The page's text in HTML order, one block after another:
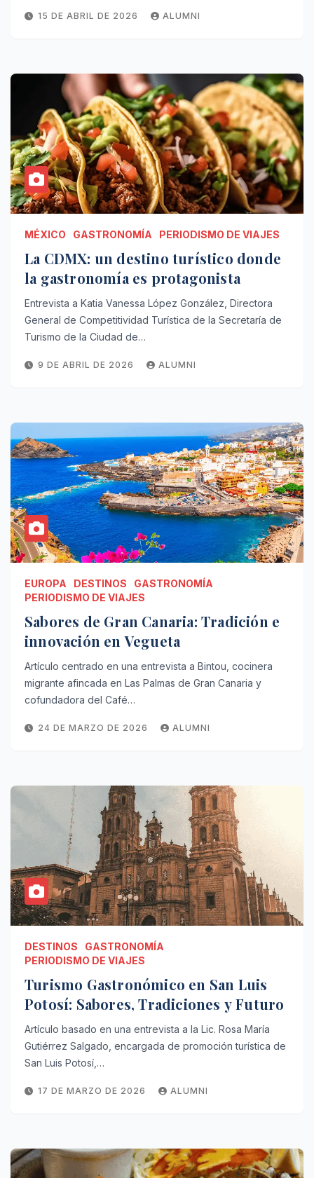
15 DE ABRIL DE 2026 ALUMNI
MÉXICO GASTRONOMÍA PERIODISMO DE VIAJES
La CDMX: un destino turístico donde
la gastronomía es protagonista
Entrevista a Katia Vanessa López González, Directora
General de Competitividad Turística de la Secretaría de
Turismo de la Ciudad de…
9 DE ABRIL DE 2026 ALUMNI
EUROPA DESTINOS
GASTRONOMÍA
PERIODISMO DE VIAJES
Sabores de Gran Canaria: Tradición e
innovación en Vegueta
Artículo centrado en una entrevista a Bintou, cocinera
migrante afincada en Las Palmas de Gran Canaria y
cofundadora del Café…
24 DE MARZO DE 2026 ALUMNI
DESTINOS
GASTRONOMÍA
PERIODISMO DE VIAJES
Turismo Gastronómico en San Luis
Potosí: Sabores, Tradiciones y Futuro
Artículo basado en una entrevista a la Lic. Rosa María
Gutiérrez Salgado, encargada de promoción turística de
San Luis Potosí,…
17 DE MARZO DE 2026 ALUMNI